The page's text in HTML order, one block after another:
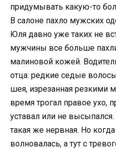
придумывать какую-то
В салоне пахло мужских
Юля давно уже таких не
мужчины все больше
малиновой кожей.
отца: редкие седые
шея, изрезанная резкими
время трогал правое ухо,
уставал или не
такая же нервная. Но
волновалась, а тут с